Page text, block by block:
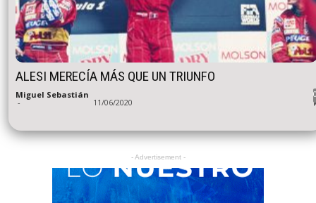
ALESI MERECÍA MÁS QUE UN TRIUNFO
Miguel Sebastián
- 11/06/2020
- Advertisement -